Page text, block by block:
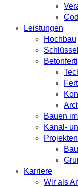
Leistungen
Hochbau
Bauen
Kanal-
Karriere
Wir als